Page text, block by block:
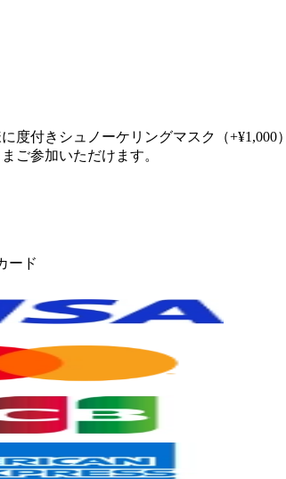
度付きシュノーケリングマスク（
ご参加いただけます。
ード